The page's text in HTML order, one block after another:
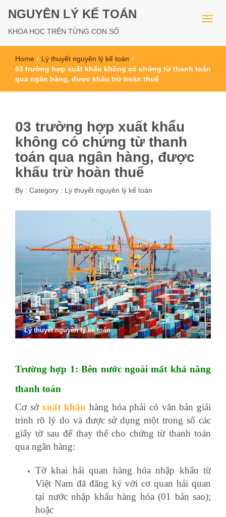
NGUYÊN LÝ KẾ TOÁN
KHOA HỌC TRÊN TỪNG CON SỐ
Home / Lý thuyết nguyên lý kế toán /
03 trường hợp xuất khẩu không có chứng từ thanh toán
qua ngân hàng, được khấu trừ hoàn thuế
03 trường hợp xuất khẩu
không có chứng từ thanh
toán qua ngân hàng, được
khấu trừ hoàn thuế
By : Category : Lý thuyết nguyên lý kế toán
Lý thuyết nguyên lý kế toán
Trường hợp 1: Bên nước ngoài mất khả năng
thanh toán
Cơ sởxuất khẩu hàng hóa phải có văn bản giải
trình rõ lý do và được sử dụng một trong số các
giấy tờ sau để thay thế cho chứng từ thanh toán
qua ngân hàng:
Tờ khai hải quan hàng hóa nhập khẩu từ
Việt Nam đã đăng ký với cơ quan hải quan
tại nước nhập khẩu hàng hóa (01 bản sao);
hoặc